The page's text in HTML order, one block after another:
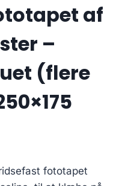
af
–
(flere
fototapet